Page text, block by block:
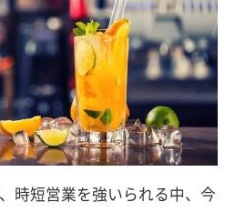
時短営業を強いられる中、今